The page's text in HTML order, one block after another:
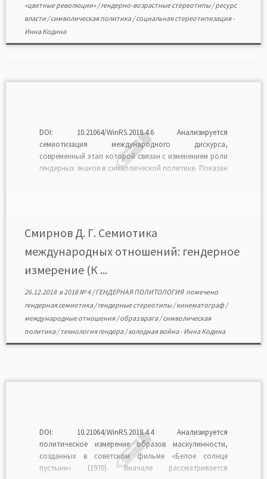
«цветные революции»/гендерно-возрастные стереотипы/ресурс
власти /символическая политика/социальная стереотипизация-
Инна Кодина
DOI: 10.21064/WinRS.2018.4.6 Анализируется
семиотизация международного дискурса,
современный этап которой связан с изменением роли
гендерных знаков в символической политике. Показан
существованием гендерных стереотипов и их ролью в
социальной действительности. Раскрыты основные
тренды семиотического анализа международных
отношений […]
Смирнов Д. Г. Семиотика
международных отношений: гендерное
измерение (К ...
26.12.2018в2018 № 4/ГЕНДЕРНАЯ ПОЛИТОЛОГИЯ помечено
гендерная семиотика/гендерные стереотипы/кинематограф /
международные отношения/образ врага/символическая
политика/технология гендера/холодная война- Инна Кодина
DOI: 10.21064/WinRS.2018.4.4 Анализируется
политическое измерение образов маскулинности,
созданных в советском фильме «Белое солнце
пустыни» (1970). Вначале рассматривается